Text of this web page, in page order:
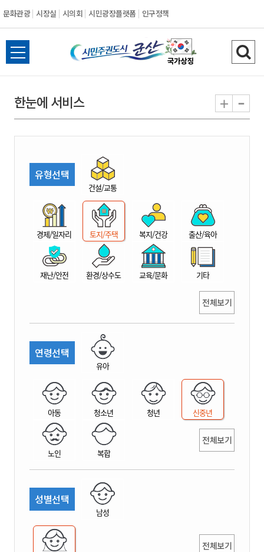
문화관광 시장실 시의회 시민광장플랫폼 인구정책
시
민
권
시
산
전
체
뉴
열
검
색
기
한눈에 서비스 + -
유형선택
건설/교통
경제/일자리 토지/주택 복지/건강 출산/육아
재난/안전 환경/상수도 교육/문화 기타
전체보기
연령선택
유아
아동 청소년 청년 신중년
노인 복합
전체보기
성별선택
남성
전체보기